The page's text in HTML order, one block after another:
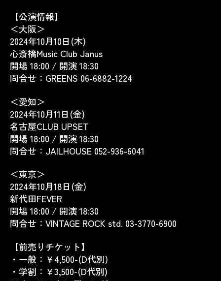
【公演情報】
＜大阪＞
2024年10月10日(木)
心斎橋Music Club Janus
開場 18:00 / 開演 18:30
問合せ：GREENS 06-6882-1224
＜愛知＞
2024年10月11日(金)
名古屋CLUB UPSET
開場 18:00 / 開演 18:30
問合せ：JAILHOUSE 052-936-6041
＜東京＞
2024年10月18日(金)
新代田FEVER
開場 18:00 / 開演 18:30
問合せ：VINTAGE ROCK std. 03-3770-6900
【前売りチケット】
・一般：￥4,500-(D代別)
・学割：￥3,500-(D代別)